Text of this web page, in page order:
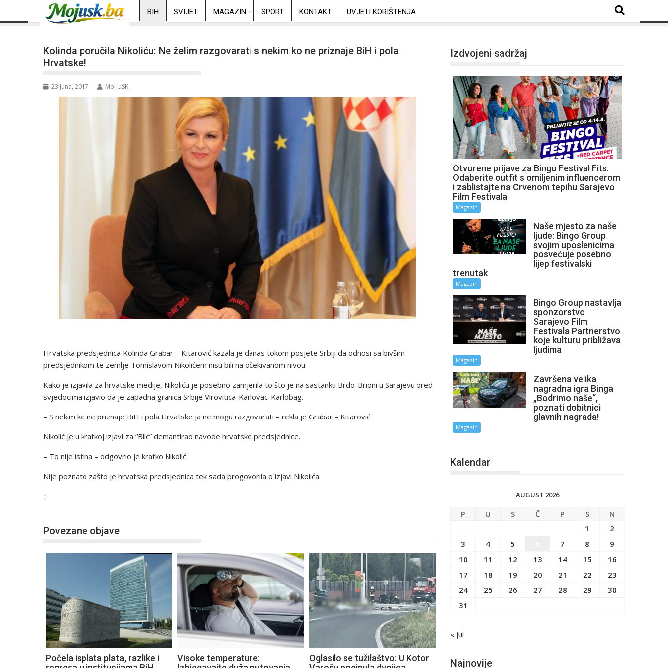
BIH SVIJET MAGAZIN SPORT KONTAKT UVJETI KORIŠTENJA
Kolinda poručila Nikoliću: Ne želim razgovarati s nekim ko ne priznaje BiH i pola
Hrvatske!
23 Juna, 2017 Moj USK
Hrvatska predsjednica Kolinda Grabar – Kitarović kazala je danas tokom posjete Srbiji da odnosi sa bivšim
predsjednikom te zemlje Tomislavom Nikolićem nisu bili na očekivanom nivou.
Kako je izjavila za hrvatske medije, Nikoliću je posebno zamjerila to što je na sastanku Brdo-Brioni u Sarajevu pred
svjedocima izjavio da je zapadna granica Srbije Virovitica-Karlovac-Karlobag.
– S nekim ko ne priznaje BiH i pola Hrvatske ja ne mogu razgovarati – rekla je Grabar – Kitarović.
Nikolić je u kratkoj izjavi za “Blic” demantirao navode hrvatske predsjednice.
– To nije istina – odgovrio je kratko Nikolić.
Nije poznato zašto je hrvatska predsjednica tek sada progovorila o izjavi Nikolića.
Povezane objave
Počela isplata plata, razlike i
Visoke temperature:
Oglasilo se tužilaštvo: U Kotor
Izdvojeni sadržaj
Otvorene prijave za Bingo Festival Fits:
Odaberite outfit s omiljenim influencerom
i zablistajte na Crvenom tepihu Sarajevo
Film Festivala
Magazin
Naše mjesto za naše
ljude: Bingo Group
svojim uposlenicima
posvećuje posebno
lijep festivalski
trenutak
Magazin
Bingo Group nastavlja
sponzorstvo
Sarajevo Film
Festivala Partnerstvo
koje kulturu približava
ljudima
Magazin
Završena velika
nagradna igra Binga
„Bodrimo naše“,
poznati dobitnici
glavnih nagrada!
Magazin
Kalendar
AUGUST 2026
P U S Č P S
N
1
2
3
4 5 7 8
9
10
11 12 13 14 15
16
17
18 19 20 21 22
23
24
25 26 27 28 29
30
31
« jul
Najnovije